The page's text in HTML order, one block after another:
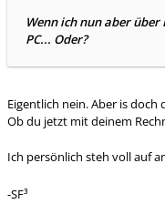
Wenn ich nun aber
PC... Oder?
Eigentlich nein. Aber is doch
Ob du jetzt mit deinem
Ich persönlich steh voll auf
-SF³